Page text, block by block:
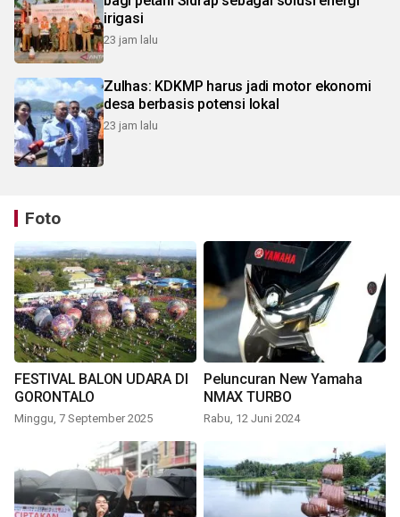
irigasi
23 jam lalu
Zulhas: KDKMP harus jadi motor ekonomi
desa berbasis potensi lokal
23 jam lalu
Foto
FESTIVAL BALON UDARA DI
GORONTALO
Minggu, 7 September 2025
Peluncuran New Yamaha
NMAX TURBO
Rabu, 12 Juni 2024